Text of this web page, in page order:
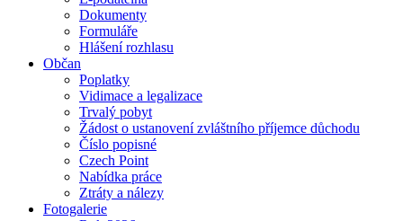
Dokumenty
Formuláře
Hlášení rozhlasu
Občan
Poplatky
Vidimace a legalizace
Trvalý pobyt
Žádost o ustanovení zvláštního příjemce důchodu
Číslo popisné
Czech Point
Nabídka práce
Ztráty a nálezy
Fotogalerie